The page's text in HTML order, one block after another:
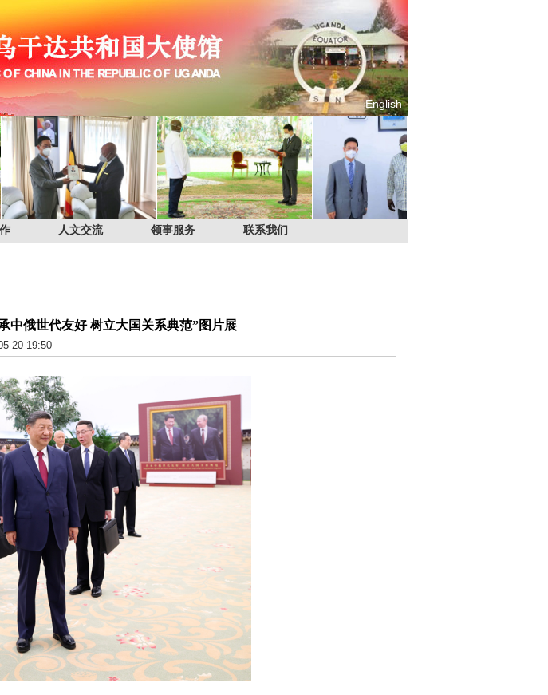
English
人文交流 领事服务 联系我们
中俄世代友好 树立大国关系典范”图片展
20 19:50